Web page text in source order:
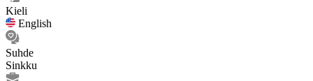
Kieli
English
Suhde
Sinkku